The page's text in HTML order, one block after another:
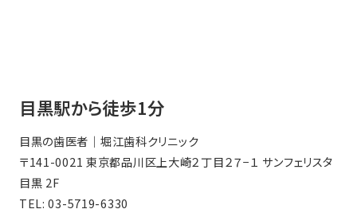
目黒駅から徒歩1分
目黒の歯医者｜堀江歯科クリニック
〒141-0021 東京都品川区上大崎２丁目２７−１ サンフェリスタ
目黒 2F
TEL:03-5719-6330